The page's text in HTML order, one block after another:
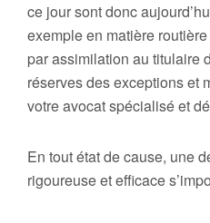
ce jour sont donc
exemple en matière routière
par assimilation au titulaire
réserves des exceptions et
votre avocat spécialisé et
En tout état de cause, une
rigoureuse et efficace